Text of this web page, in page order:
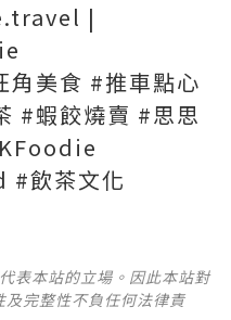
|
美食 #推車點心
#蝦餃燒賣 #思思
飲茶文化
表本站的立場。因此本站對
完整性不負任何法律責